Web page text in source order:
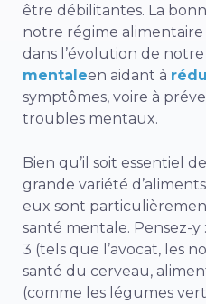
être débilitantes. La
notre régime alimentaire
dans l’évolution de notre
mentaleen aidant à
symptômes, voire à
troubles mentaux.
Bien qu’il soit essentiel
grande variété
eux sont
santé mentale. Pensez-y
3 (tels que l’avocat, les
santé du cerveau,
(comme les légumes